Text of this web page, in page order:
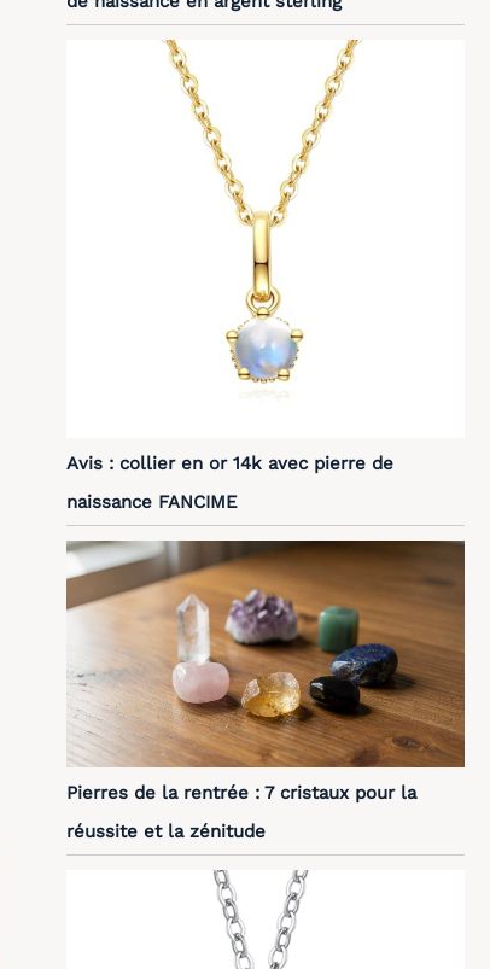
Avis : collier en or 14k avec pierre de
naissance FANCIME
Pierres de la rentrée : 7 cristaux pour la
réussite et la zénitude